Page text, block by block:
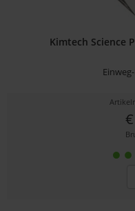
Kimtech Science